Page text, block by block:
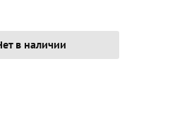
в наличии